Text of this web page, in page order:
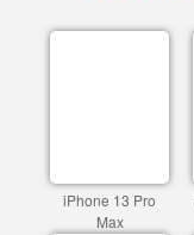
iPhone 13 Pro
Max